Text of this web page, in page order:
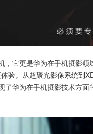
，它更是华为在手机摄影
验。从超聚光影像系统到
华为在手机摄影技术方面